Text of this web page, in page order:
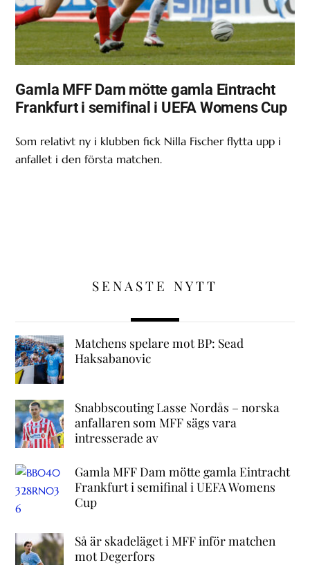
Gamla MFF Dam mötte gamla Eintracht
Frankfurt i semifinal i UEFA Womens Cup
Som relativt ny i klubben fick Nilla Fischer flytta upp i
anfallet i den första matchen.
SENASTE NYTT
Matchens spelare mot BP: Sead
Haksabanovic
Snabbscouting Lasse Nordås – norska
anfallaren som MFF sägs vara
intresserade av
Gamla MFF Dam mötte gamla Eintracht
Frankfurt i semifinal i UEFA Womens
Cup
Så är skadeläget i MFF inför matchen
mot Degerfors